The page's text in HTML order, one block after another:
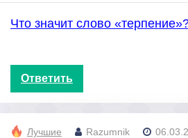
Что значит слово
Ответить
Лучшие Razumnik